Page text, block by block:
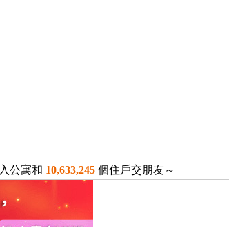
公寓和 10,633,245 個住戶交朋友～